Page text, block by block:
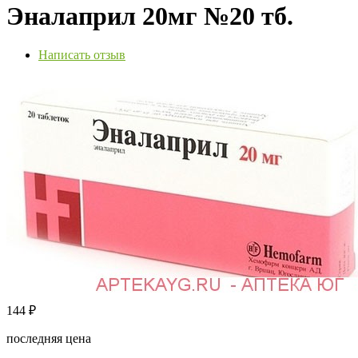
Эналаприл 20мг №20 тб.
Написать отзыв
144 ₽
последняя цена